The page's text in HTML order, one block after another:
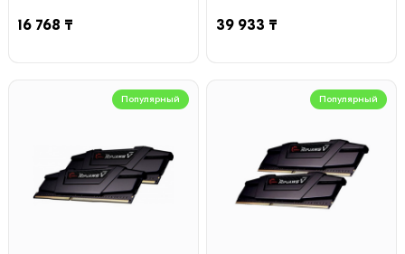
16 768 ₸ 39 933 ₸
Популярный Популярный